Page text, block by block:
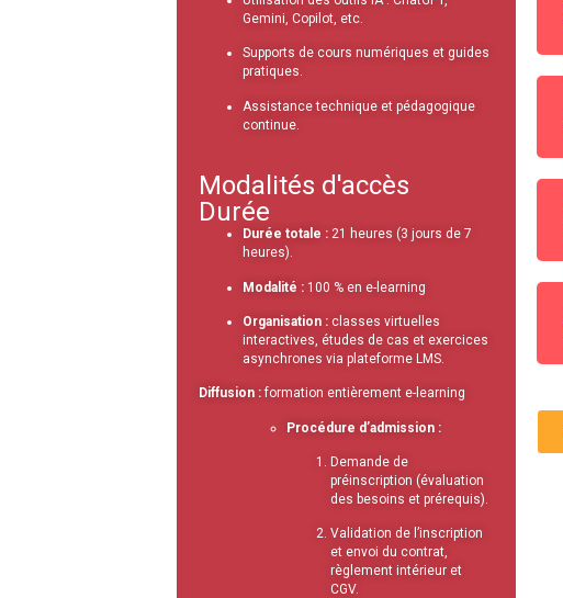
Gemini, Copilot, etc.
Supports de cours numériques et guides
pratiques.
Assistance technique et pédagogique
continue.
Modalités d'accès
Durée
Durée totale : 21 heures (3 jours de 7
heures).
Modalité : 100 % en e-learning
Organisation : classes virtuelles
interactives, études de cas et exercices
asynchrones via plateforme LMS.
Diffusion :formation entièrement e-learning
Procédure d’admission :
Demande de
préinscription (évaluation
des besoins et prérequis).
Validation de l’inscription
et envoi du contrat,
règlement intérieur et
CGV.